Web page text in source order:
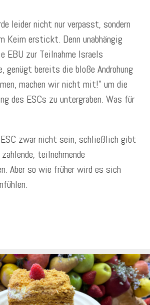
leider nicht nur verpasst, sondern
Keim erstickt. Denn unabhängig
EBU zur Teilnahme Israels
genügt bereits die bloße Androhung
machen wir nicht mit!” um die
des ESCs zu untergraben. Was für
ESC zwar nicht sein, schließlich gibt
teilnehmende
Aber so wie früher wird es sich